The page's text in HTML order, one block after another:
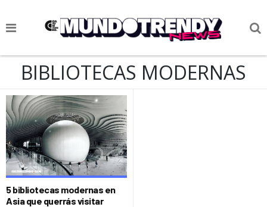
NOTICIAS
CIENCIA Y TECNOLOGÍA
VIDA
SOCIEDAD
CULTURIZANDO.COM
BIBLIOTECAS MODERNAS
5 bibliotecas modernas en
Asia que querrás visitar